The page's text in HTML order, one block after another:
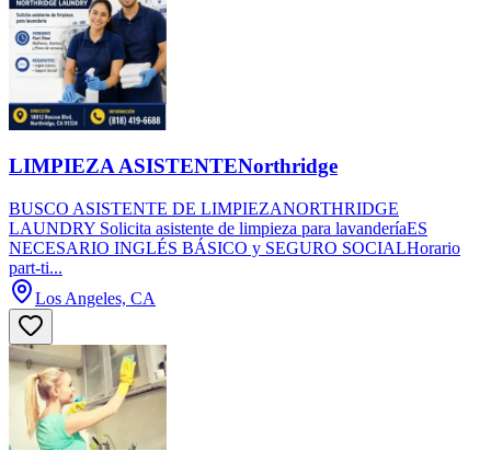
LIMPIEZA ASISTENTENorthridge
BUSCO ASISTENTE DE LIMPIEZANORTHRIDGE
LAUNDRY Solicita asistente de limpieza para lavanderíaES
NECESARIO INGLÉS BÁSICO y SEGURO SOCIALHorario
part-ti...
Los Angeles, CA